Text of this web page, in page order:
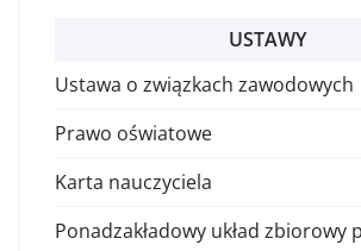
USTAWY
Ustawa o związkach zawodowych
Prawo oświatowe
Karta nauczyciela
Ponadzakładowy układ zbiorowy